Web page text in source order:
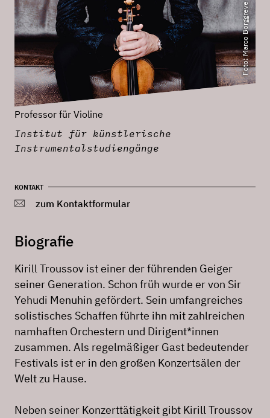
Professor für Violine
Institut für künstlerische
Instrumentalstudiengänge
KONTAKT
zum Kontaktformular
Foto: Marco Borggreve
Biografie
Kirill Troussov ist einer der führenden Geiger
seiner Generation. Schon früh wurde er von Sir
Yehudi Menuhin gefördert. Sein umfangreiches
solistisches Schaffen führte ihn mit zahlreichen
namhaften Orchestern und Dirigent*innen
zusammen. Als regelmäßiger Gast bedeutender
Festivals ist er in den großen Konzertsälen der
Welt zu Hause.
Neben seiner Konzerttätigkeit gibt Kirill Troussov